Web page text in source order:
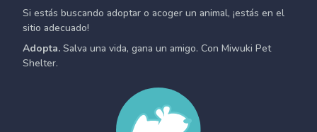
Si estás buscando adoptar o acoger un animal, ¡estás en el
sitio adecuado!
Adopta. Salva una vida, gana un amigo. Con Miwuki Pet
Shelter.